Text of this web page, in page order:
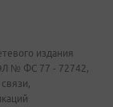
издания
№ ФС 77 - 72742,